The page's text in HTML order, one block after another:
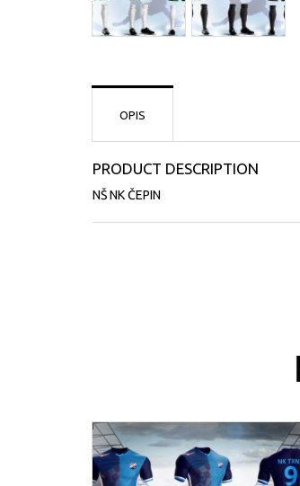
OPIS
PRODUCT DESCRIPTION
NŠ NK ČEPIN